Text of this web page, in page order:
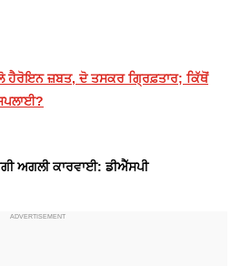
ਹੈਰੋਇਨ ਜ਼ਬਤ, ਦੋ ਤਸਕਰ ਗ੍ਰਿਫ਼ਤਾਰ; ਕਿੱਥੋਂ
ਅਗਲੀ ਕਾਰਵਾਈ: ਡੀਐੱਸਪੀ